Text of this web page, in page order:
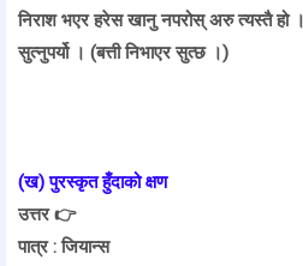
निराश भएर हरेस खानु नपरोस् अरु त्यस्तै
सुत्नुपर्यो । (बत्ती निभाएर सुत्छ ।)
(ख) पुरस्कृत हुँदाको क्षण
उत्तर 👉
पात्र : जियान्स